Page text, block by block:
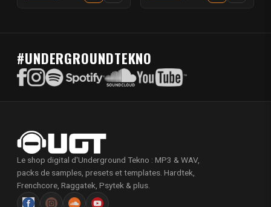
#UNDERGROUNDTEKNO
Le shop digital d'Underground Tekno : MP3 & WAV,
packs de samples, presets et templates. Hardtek,
Frenchcore, Raggatek, Psytek & plus.